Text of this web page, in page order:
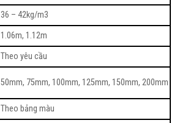
36 – 42kg/m3
1.06m, 1.12m
Theo yêu cầu
50mm, 75mm, 100mm, 125mm, 150mm, 200mm
Theo bảng màu